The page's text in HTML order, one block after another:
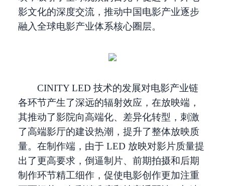
影文化的深度交流，推动中国电影产业逐步
融入全球电影产业体系核心圈层。
CINITY LED 技术的发展对电影产业链
各环节产生了深远的辐射效应，在放映端，
其推动了影院向高端化、差异化转型，刺激
了高端影厅的建设热潮，提升了整体放映质
量。在制作端，由于 LED 放映对影片质量提
出了更高要求，倒逼制片、前期拍摄和后期
制作环节精工细作，促使电影创作更加注重